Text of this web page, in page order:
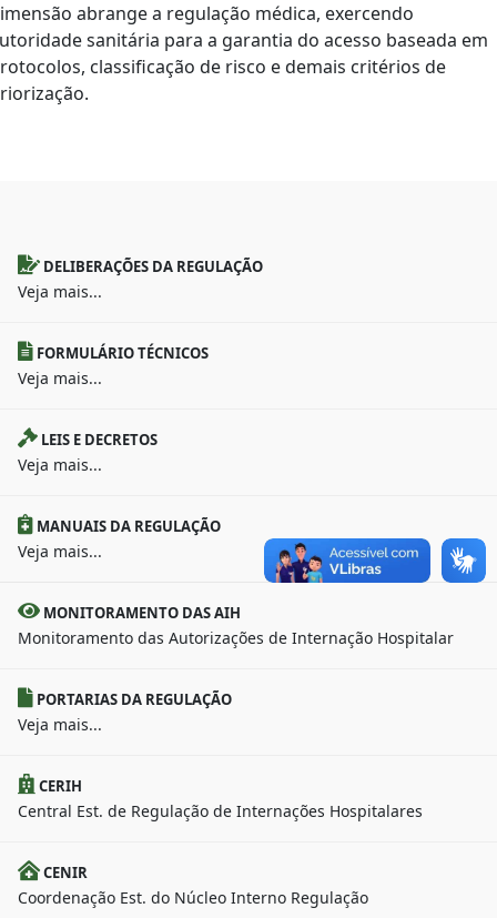
abrange a regulação médica, exercendo
sanitária para a garantia do acesso baseada em
classificação de risco e demais critérios de
DELIBERAÇÕES DA REGULAÇÃO
Veja mais...
FORMULÁRIO TÉCNICOS
Veja mais...
LEIS E DECRETOS
Veja mais...
MANUAIS DA REGULAÇÃO
Veja mais...
MONITORAMENTO DAS AIH
Monitoramento das Autorizações de Internação Hospitalar
PORTARIAS DA REGULAÇÃO
Veja mais...
CERIH
Central Est. de Regulação de Internações Hospitalares
CENIR
Coordenação Est. do Núcleo Interno Regulação